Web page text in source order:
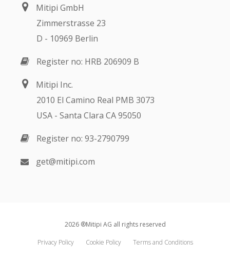
Mitipi GmbH
Zimmerstrasse 23
D - 10969 Berlin
Register no: HRB 206909 B
Mitipi Inc.
2010 El Camino Real PMB 3073
USA - Santa Clara CA 95050
Register no: 93-2790799
get@mitipi.com
2026 ®Mitipi AG all rights reserved
Privacy Policy Cookie Policy Terms and Conditions